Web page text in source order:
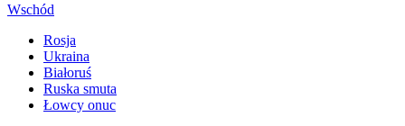
Wschód
Rosja
Ukraina
Białoruś
Ruska smuta
Łowcy onuc